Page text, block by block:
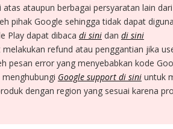
ataupun berbagai persyaratan lain
pihak Google sehingga tidak dapat
Play dapat dibaca di sinidan di sini
refund atau penggantian jika
pesan error yang menyebabkan kode
Google support di siniuntuk
dengan region yang sesuai karena